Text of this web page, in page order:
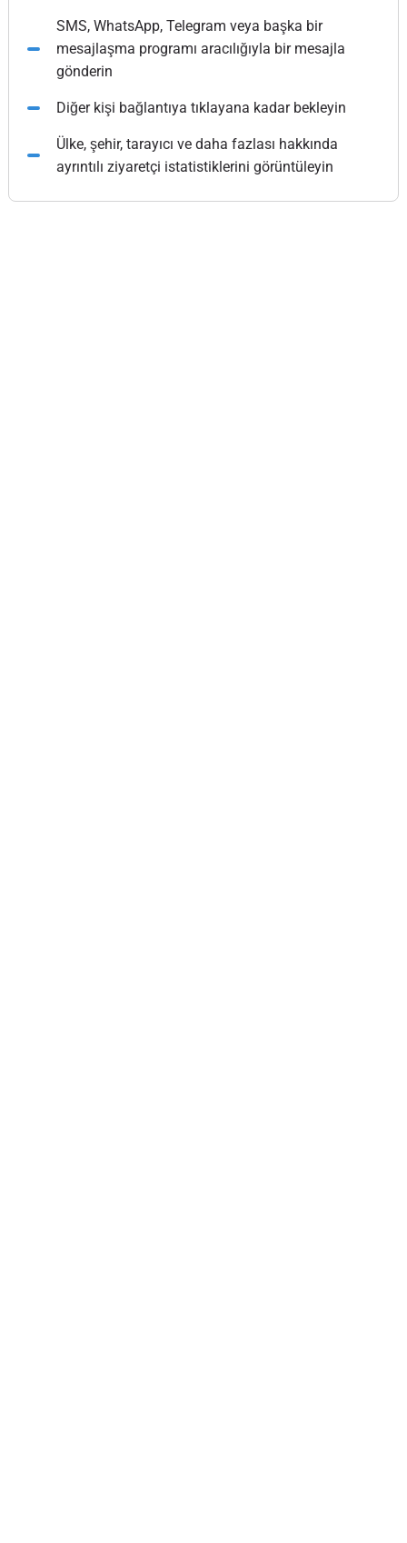
SMS, WhatsApp, Telegram veya başka bir
mesajlaşma programı aracılığıyla bir mesajla
gönderin
Diğer kişi bağlantıya tıklayana kadar bekleyin
Ülke, şehir, tarayıcı ve daha fazlası hakkında
ayrıntılı ziyaretçi istatistiklerini görüntüleyin